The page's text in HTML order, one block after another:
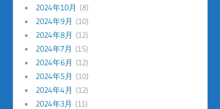
2024年10月 (8)
2024年9月 (10)
2024年8月 (12)
2024年7月 (15)
2024年6月 (12)
2024年5月 (10)
2024年4月 (12)
2024年3月 (11)